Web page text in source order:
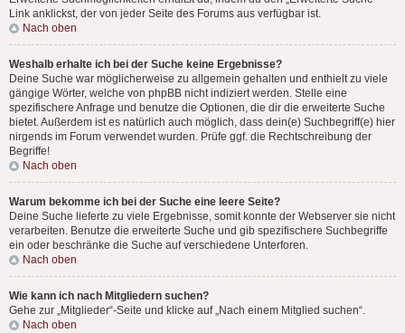
Link anklickst, der von jeder Seite des Forums aus verfügbar ist.
Nach oben
Weshalb erhalte ich bei der Suche keine Ergebnisse?
Deine Suche war möglicherweise zu allgemein gehalten und enthielt zu viele
gängige Wörter, welche von phpBB nicht indiziert werden. Stelle eine
spezifischere Anfrage und benutze die Optionen, die dir die erweiterte Suche
bietet. Außerdem ist es natürlich auch möglich, dass dein(e) Suchbegriff(e) hier
nirgends im Forum verwendet wurden. Prüfe ggf. die Rechtschreibung der
Begriffe!
Nach oben
Warum bekomme ich bei der Suche eine leere Seite?
Deine Suche lieferte zu viele Ergebnisse, somit konnte der Webserver sie nicht
verarbeiten. Benutze die erweiterte Suche und gib spezifischere Suchbegriffe
ein oder beschränke die Suche auf verschiedene Unterforen.
Nach oben
Wie kann ich nach Mitgliedern suchen?
Gehe zur „Mitglieder“-Seite und klicke auf „Nach einem Mitglied suchen“.
Nach oben